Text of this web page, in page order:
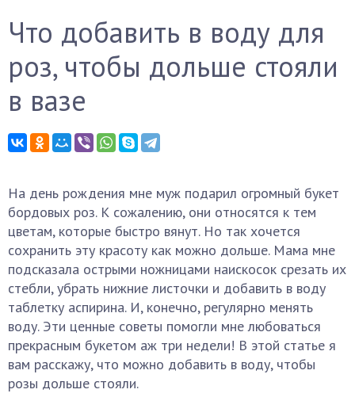
Что добавить в воду для
роз, чтобы дольше стояли
в вазе
На день рождения мне муж подарил огромный букет
бордовых роз. К сожалению, они относятся к тем
цветам, которые быстро вянут. Но так хочется
сохранить эту красоту как можно дольше. Мама мне
подсказала острыми ножницами наискосок срезать их
стебли, убрать нижние листочки и добавить в воду
таблетку аспирина. И, конечно, регулярно менять
воду. Эти ценные советы помогли мне любоваться
прекрасным букетом аж три недели! В этой статье я
вам расскажу, что можно добавить в воду, чтобы
розы дольше стояли.